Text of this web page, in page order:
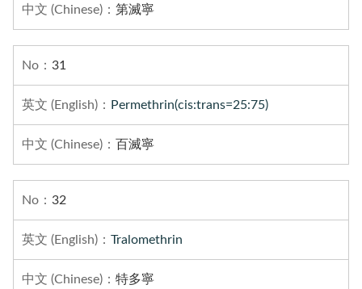
第滅寧
31
Permethrin(cis:trans=25:75)
百滅寧
32
Tralomethrin
特多寧